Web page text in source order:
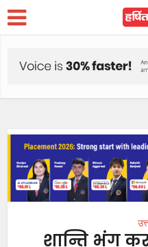
शान्ति भंग